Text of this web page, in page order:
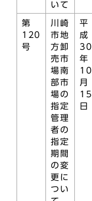
いて
第
120
号
川崎
市地
方卸
売市
場南
部市
場の
指定
管理
者の
指定
期間
の変
更に
つい
平
成
30
年
10
月
15
日